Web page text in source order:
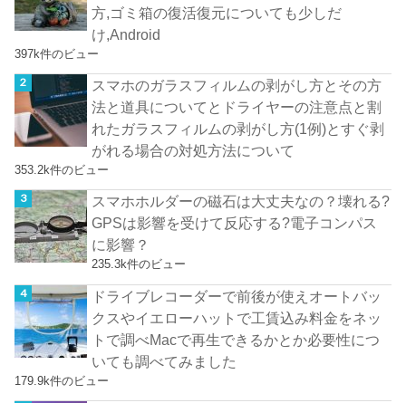
方,ゴミ箱の復活復元についても少しだ
け,Android
397k件のビュー
スマホのガラスフィルムの剥がし方とその方
法と道具についてとドライヤーの注意点と割
れたガラスフィルムの剥がし方(1例)とすぐ剥
がれる場合の対処方法について
353.2k件のビュー
スマホホルダーの磁石は大丈夫なの？壊れる?
GPSは影響を受けて反応する?電子コンパス
に影響？
235.3k件のビュー
ドライブレコーダーで前後が使えオートバッ
クスやイエローハットで工賃込み料金をネッ
トで調べMacで再生できるかとか必要性につ
いても調べてみました
179.9k件のビュー